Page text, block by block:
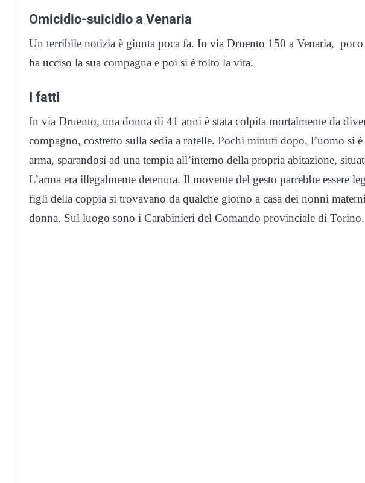
Omicidio-suicidio a Venaria
Un terribile notizia è giunta poca fa. In via Druento 150 a Venaria,
ha ucciso la sua compagna e poi si è tolto la vita.
I fatti
In via Druento, una donna di 41 anni è stata colpita mortalmente da
compagno, costretto sulla sedia a rotelle. Pochi minuti dopo, l’uomo si
arma, sparandosi ad una tempia all’interno della propria abitazione,
L’arma era illegalmente detenuta. Il movente del gesto parrebbe essere
figli della coppia si trovavano da qualche giorno a casa dei nonni
donna. Sul luogo sono i Carabinieri del Comando provinciale di Torino.